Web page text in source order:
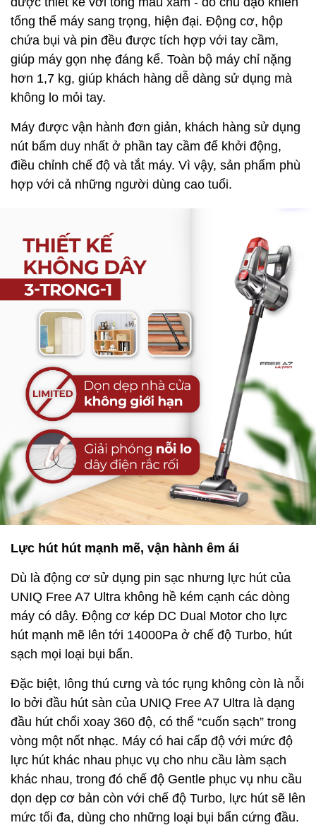
tổng thể máy sang trọng, hiện đại. Động cơ, hộp
chứa bụi và pin đều được tích hợp với tay cầm,
giúp máy gọn nhẹ đáng kể. Toàn bộ máy chỉ nặng
hơn 1,7 kg, giúp khách hàng dễ dàng sử dụng mà
không lo mỏi tay.
Máy được vận hành đơn giản, khách hàng sử dụng
nút bấm duy nhất ở phần tay cầm để khởi động,
điều chỉnh chế độ và tắt máy. Vì vậy, sản phẩm phù
hợp với cả những người dùng cao tuổi.
Lực hút hút mạnh mẽ, vận hành êm ái
Dù là động cơ sử dụng pin sạc nhưng lực hút của
UNIQ Free A7 Ultra không hề kém cạnh các dòng
máy có dây. Động cơ kép DC Dual Motor cho lực
hút mạnh mẽ lên tới 14000Pa ở chế độ Turbo, hút
sạch mọi loại bụi bẩn.
Đặc biệt, lông thú cưng và tóc rụng không còn là nỗi
lo bởi đầu hút sàn của UNIQ Free A7 Ultra là dạng
đầu hút chổi xoay 360 độ, có thể “cuốn sạch” trong
vòng một nốt nhạc. Máy có hai cấp độ với mức độ
lực hút khác nhau phục vụ cho nhu cầu làm sạch
khác nhau, trong đó chế độ Gentle phục vụ nhu cầu
dọn dẹp cơ bản còn với chế độ Turbo, lực hút sẽ lên
mức tối đa, dùng cho những loại bụi bẩn cứng đầu.